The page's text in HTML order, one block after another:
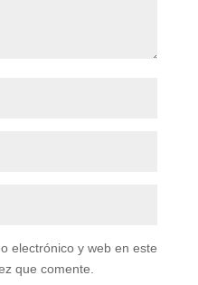
electrónico y web en este
que comente.